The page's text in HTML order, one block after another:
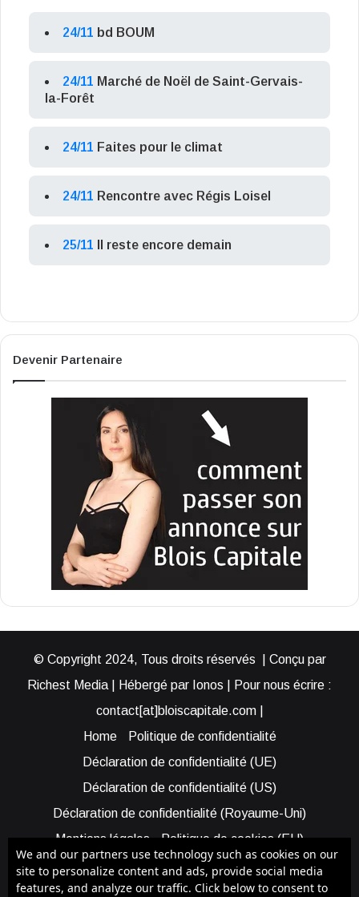
24/11 bd BOUM
24/11 Marché de Noël de Saint-Gervais-
la-Forêt
24/11 Faites pour le climat
24/11 Rencontre avec Régis Loisel
25/11 Il reste encore demain
Devenir Partenaire
© Copyright 2024, Tous droits réservés | Conçu par
Richest Media | Hébergé par Ionos | Pour nous écrire :
contact[at]bloiscapitale.com |
Home
Politique de confidentialité
Déclaration de confidentialité (UE)
Déclaration de confidentialité (US)
Déclaration de confidentialité (Royaume-Uni)
Mentions légales
Politique de cookies (EU)
Cookie Policy (AUS)
Cookie Policy (US)
Qui sommes-nous ?
Participer à Blois Capitale
We and our partners use technology such as cookies on our
site to personalize content and ads, provide social media
features, and analyze our traffic. Click below to consent to